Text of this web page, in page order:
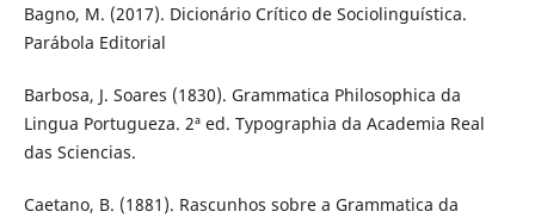
Bagno, M. (2017). Dicionário Crítico de Sociolinguística.
Parábola Editorial
Barbosa, J. Soares (1830). Grammatica Philosophica da
Lingua Portugueza. 2ª ed. Typographia da Academia Real
das Sciencias.
Caetano, B. (1881). Rascunhos sobre a Grammatica da